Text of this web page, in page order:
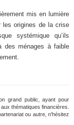
mis en lumière
les origines de la crise
systémique qu’ils
des ménages à faible
grand public, ayant pour
thématiques financières.
ou autre, n'hésitez